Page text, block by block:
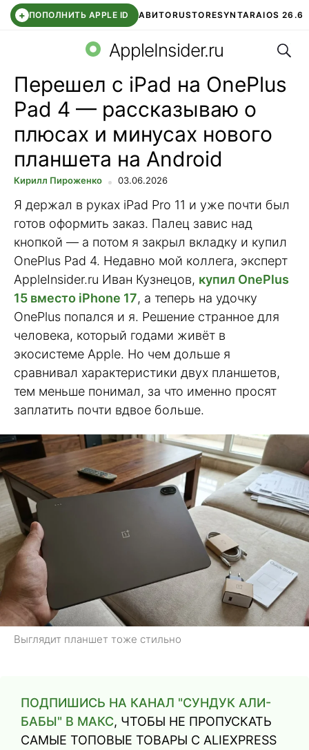
+ ПОПОЛНИТЬ APPLE ID АВИТОRUSTORESYNTARAIOS 26.6
СБЕР КИДС ЧАТ ROBLOXВТБ ОНЛАЙН
AppleInsider.ru
Перешел с iPad на OnePlus
Pad 4 — рассказываю о
плюсах и минусах нового
планшета на Android
Кирилл Пироженко 03.06.2026
Я держал в руках iPad Pro 11 и уже почти был
готов оформить заказ. Палец завис над
кнопкой — а потом я закрыл вкладку и купил
OnePlus Pad 4. Недавно мой коллега, эксперт
AppleInsider.ru Иван Кузнецов, купил OnePlus
15 вместо iPhone 17, а теперь на удочку
OnePlus попался и я. Решение странное для
человека, который годами живёт в
экосистеме Apple. Но чем дольше я
сравнивал характеристики двух планшетов,
тем меньше понимал, за что именно просят
заплатить почти вдвое больше.
Выглядит планшет тоже стильно
ПОДПИШИСЬ НА КАНАЛ "СУНДУК АЛИ-
БАБЫ" В МАКС, ЧТОБЫ НЕ ПРОПУСКАТЬ
САМЫЕ ТОПОВЫЕ ТОВАРЫ С ALIEXPRESS